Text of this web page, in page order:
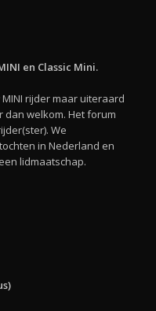
en Classic Mini.
rijder maar uiteraard
dan welkom. Het forum
We
in Nederland en
lidmaatschap.